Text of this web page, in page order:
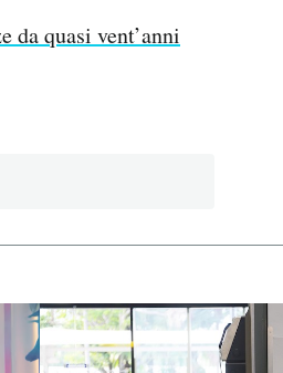
da quasi vent’anni